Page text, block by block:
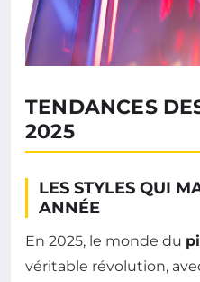
TENDANCES
2025
LES STYLES QUI
ANNÉE
En 2025, le monde du
véritable révolution,